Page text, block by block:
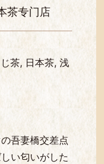
茶专门店
茶, 日本茶, 浅
吾妻橋交差点
い匂いがした